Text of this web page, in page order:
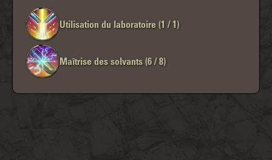
Utilisation du laboratoire (1 / 1)
Maîtrise des solvants (6 / 8)